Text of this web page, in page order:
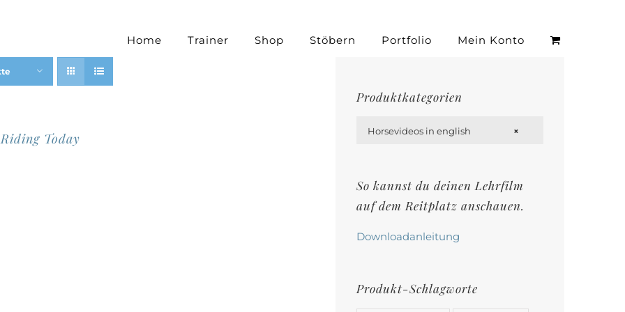
Home Trainer Shop Stöbern Portfolio Mein Konto
Today
Produktkategorien
×
Horsevideos in english
So kannst du deinen Lehrfilm
auf dem Reitplatz anschauen.
Downloadanleitung
Produkt-Schlagworte